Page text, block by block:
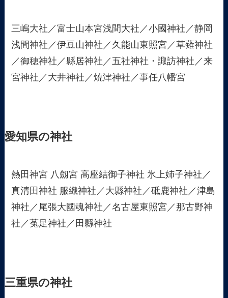
三嶋大社／富士山本宮浅間大社／小國神社／静岡
浅間神社／伊豆山神社／久能山東照宮／草薙神社
／御穂神社／縣居神社／五社神社・諏訪神社／来
宮神社／大井神社／焼津神社／事任八幡宮
愛知県の神社
熱田神宮 八劔宮 高座結御子神社 氷上姉子神社／
真清田神社 服織神社／大縣神社／砥鹿神社／津島
神社／尾張大國魂神社／名古屋東照宮／那古野神
社／菟足神社／田縣神社
三重県の神社